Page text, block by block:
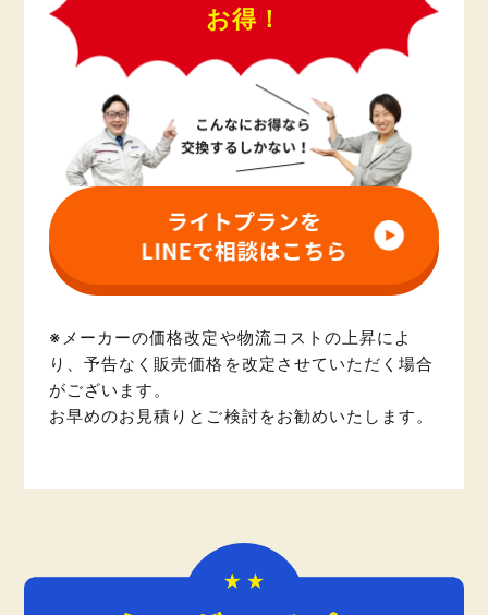
お得！
※メーカーの価格改定や物流コストの上昇によ
り、予告なく販売価格を改定させていただく場合
がございます。
お早めのお見積りとご検討をお勧めいたします。